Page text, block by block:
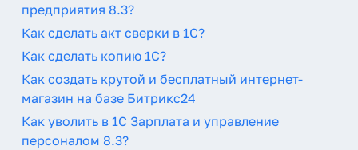
предприятия 8.3?
Как сделать акт сверки в 1С?
Как сделать копию 1С?
Как создать крутой и бесплатный интернет-
магазин на базе Битрикс24
Как уволить в 1С Зарплата и управление
персоналом 8.3?